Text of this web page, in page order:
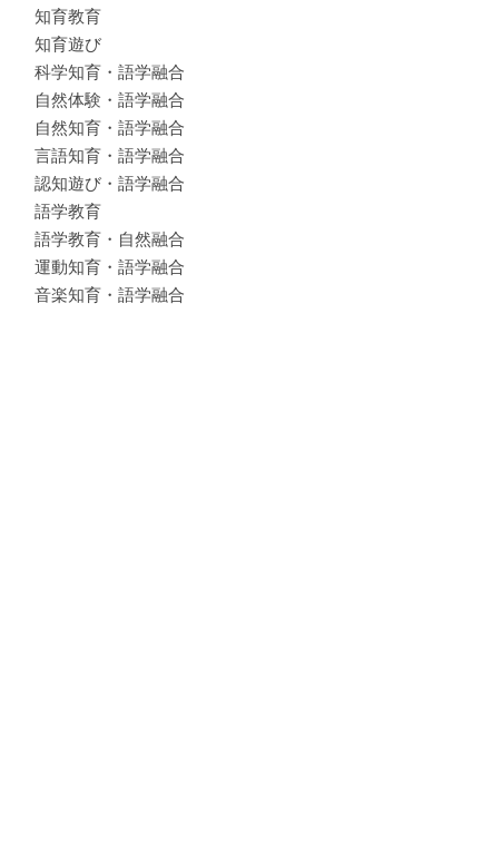
知育教育
知育遊び
科学知育・語学融合
自然体験・語学融合
自然知育・語学融合
言語知育・語学融合
認知遊び・語学融合
語学教育
語学教育・自然融合
運動知育・語学融合
音楽知育・語学融合